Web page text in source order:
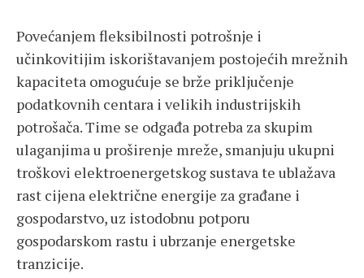
Povećanjem fleksibilnosti potrošnje i
učinkovitijim iskorištavanjem postojećih mrežnih
kapaciteta omogućuje se brže priključenje
podatkovnih centara i velikih industrijskih
potrošača. Time se odgađa potreba za skupim
ulaganjima u proširenje mreže, smanjuju ukupni
troškovi elektroenergetskog sustava te ublažava
rast cijena električne energije za građane i
gospodarstvo, uz istodobnu potporu
gospodarskom rastu i ubrzanje energetske
tranzicije.